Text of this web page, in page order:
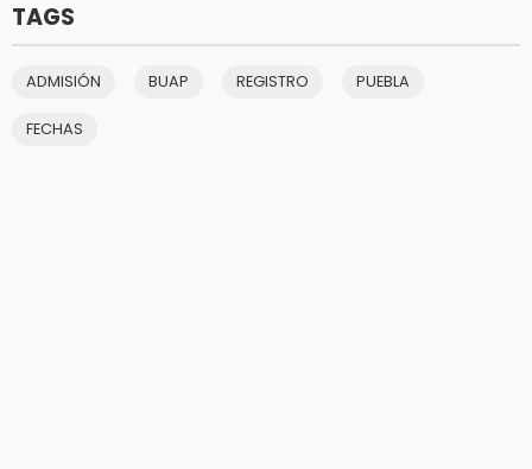
TAGS
ADMISIÓN BUAP REGISTRO PUEBLA
FECHAS